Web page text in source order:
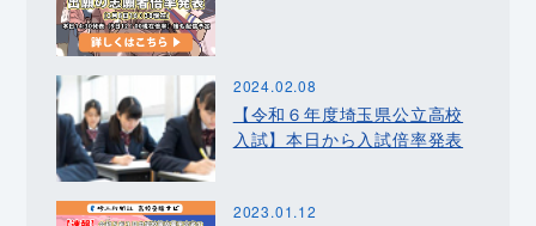
2024.02.08
【令和６年度埼玉県公立高校
入試】本日から入試倍率発表
2023.01.12